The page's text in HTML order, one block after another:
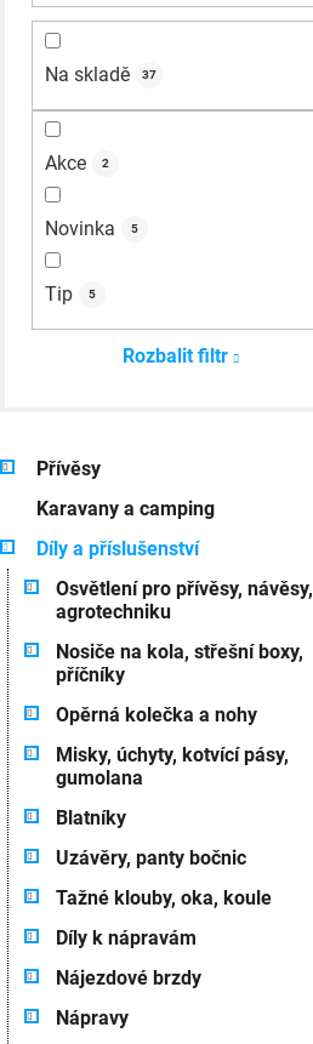
Na skladě 37
Akce 2
Novinka 5
Tip 5
Rozbalit filtr
Přeskočit
K
e
g
o
e
Přívěsy
Karavany a camping
Díly a příslušenství
Osvětlení pro přívěsy, návěsy,
agrotechniku
Nosiče na kola, střešní boxy,
příčníky
Opěrná kolečka a nohy
Misky, úchyty, kotvící pásy,
gumolana
Blatníky
Uzávěry, panty bočnic
Tažné klouby, oka, koule
Díly k nápravám
Nájezdové brzdy
Nápravy